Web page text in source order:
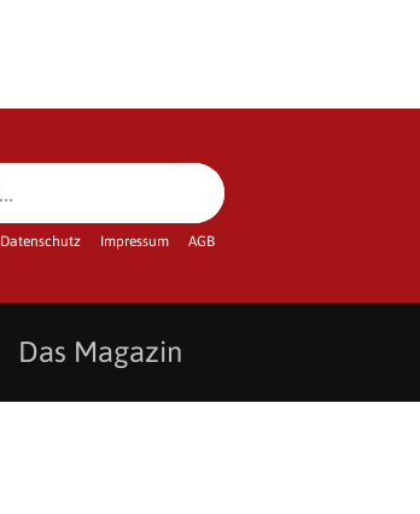
Datenschutz Impressum AGB
Das Magazin